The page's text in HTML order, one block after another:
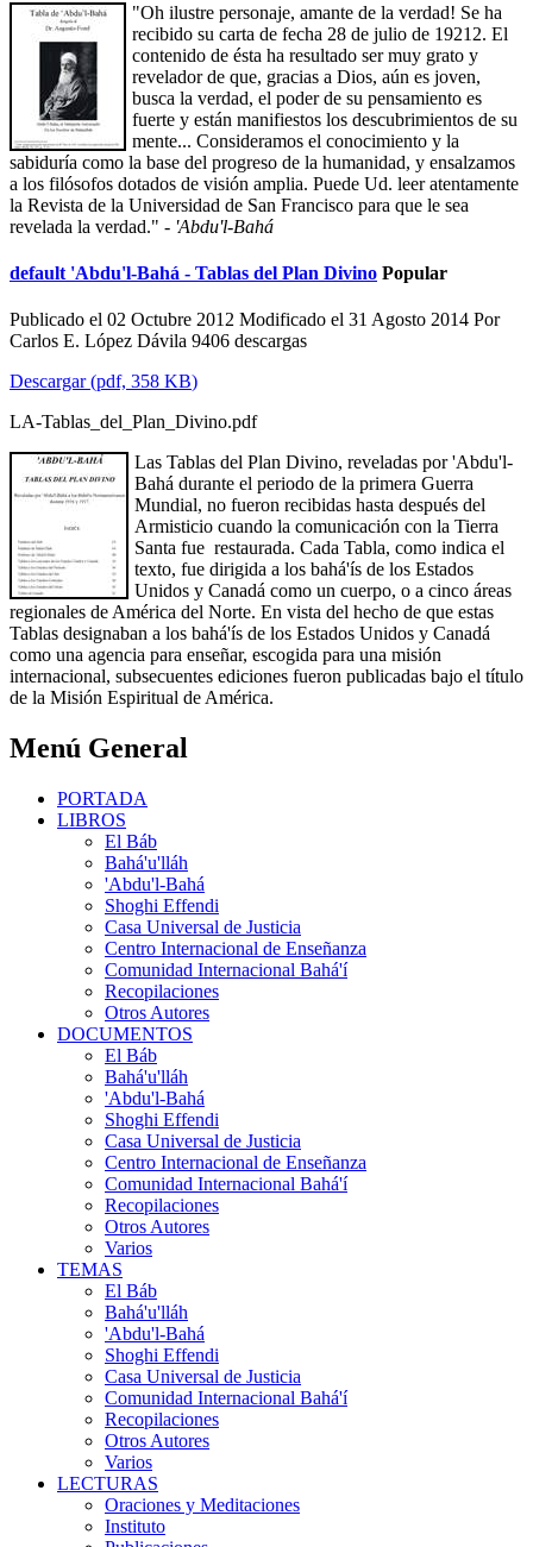
"Oh ilustre personaje, amante de la verdad! Se ha
recibido su carta de fecha 28 de julio de 19212. El
contenido de ésta ha resultado ser muy grato y
revelador de que, gracias a Dios, aún es joven,
busca la verdad, el poder de su pensamiento es
fuerte y están manifiestos los descubrimientos de su
mente... Consideramos el conocimiento y la
sabiduría como la base del progreso de la humanidad, y ensalzamos
a los filósofos dotados de visión amplia. Puede Ud. leer atentamente
la Revista de la Universidad de San Francisco para que le sea
revelada la verdad." - 'Abdu'l-Bahá
default 'Abdu'l-Bahá - Tablas del Plan Divino Popular
Publicado el 02 Octubre 2012 Modificado el 31 Agosto 2014 Por
Carlos E. López Dávila 9406 descargas
Descargar(pdf, 358 KB)
LA-Tablas_del_Plan_Divino.pdf
Las Tablas del Plan Divino, reveladas por 'Abdu'l-
Bahá durante el periodo de la primera Guerra
Mundial, no fueron recibidas hasta después del
Armisticio cuando la comunicación con la Tierra
Santa fue restaurada. Cada Tabla, como indica el
texto, fue dirigida a los bahá'ís de los Estados
Unidos y Canadá como un cuerpo, o a cinco áreas
regionales de América del Norte. En vista del hecho de que estas
Tablas designaban a los bahá'ís de los Estados Unidos y Canadá
como una agencia para enseñar, escogida para una misión
internacional, subsecuentes ediciones fueron publicadas bajo el título
de la Misión Espiritual de América.
Menú General
PORTADA
LIBROS
El Báb
Bahá'u'lláh
'Abdu'l-Bahá
Shoghi Effendi
Casa Universal de Justicia
Centro Internacional de Enseñanza
Comunidad Internacional Bahá'í
Recopilaciones
Otros Autores
DOCUMENTOS
El Báb
Bahá'u'lláh
'Abdu'l-Bahá
Shoghi Effendi
Casa Universal de Justicia
Centro Internacional de Enseñanza
Comunidad Internacional Bahá'í
Recopilaciones
Otros Autores
Varios
TEMAS
El Báb
Bahá'u'lláh
'Abdu'l-Bahá
Shoghi Effendi
Casa Universal de Justicia
Comunidad Internacional Bahá'í
Recopilaciones
Otros Autores
Varios
LECTURAS
Oraciones y Meditaciones
Instituto